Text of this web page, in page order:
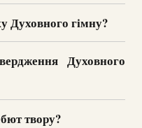
Духовного гімну?
Духовного
твору?